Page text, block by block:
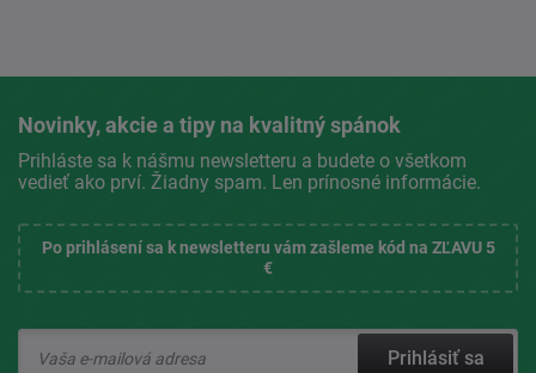
Novinky, akcie a tipy na kvalitný spánok
Prihláste sa k nášmu newsletteru a budete o všetkom
vedieť ako prví. Žiadny spam. Len prínosné informácie.
Po prihlásení sa k newsletteru vám zašleme kód na ZĽAVU 5
€
Prihlásiť sa